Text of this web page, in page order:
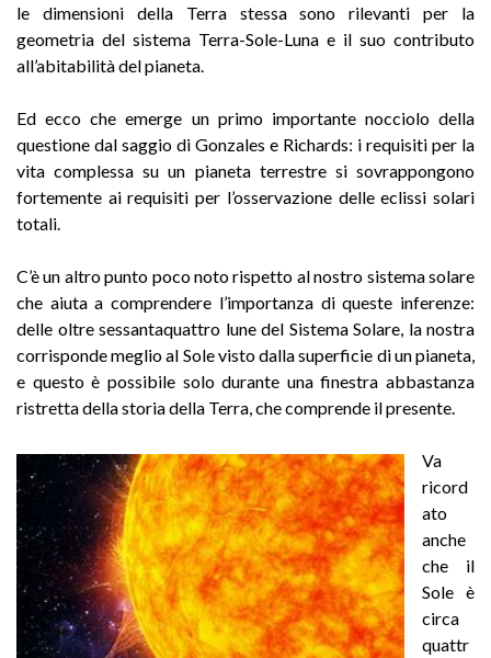
le dimensioni della Terra stessa sono rilevanti per la
geometria del sistema Terra-Sole-Luna e il suo contributo
all’abitabilità del pianeta.
Ed ecco che emerge un primo importante nocciolo della
questione dal saggio di Gonzales e Richards: i requisiti per la
vita complessa su un pianeta terrestre si sovrappongono
fortemente ai requisiti per l’osservazione delle eclissi solari
totali.
C’è un altro punto poco noto rispetto al nostro sistema solare
che aiuta a comprendere l’importanza di queste inferenze:
delle oltre sessantaquattro lune del Sistema Solare, la nostra
corrisponde meglio al Sole visto dalla superficie di un pianeta,
e questo è possibile solo durante una finestra abbastanza
ristretta della storia della Terra, che comprende il presente.
Va
ricord
ato
anche
che il
Sole è
circa
quattr